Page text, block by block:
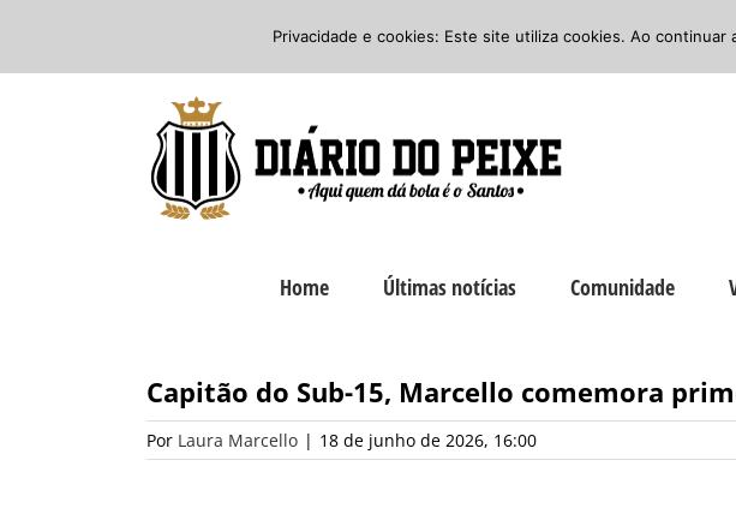
o
Facebook
Instagram
Home Últimas notícias Comunidade
Capitão do Sub-15, Marcello comemora
Por Laura Marcello | 18 de junho de 2026, 16:00
Privacidade e cookies: Este site utiliza cookies. Ao